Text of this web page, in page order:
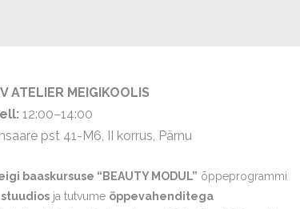
ATELIER MEIGIKOOLIS
12:00–14:00
pst 41-M6, II korrus, Pärnu
baaskursuse “BEAUTY MODUL” õppeprogrammi
ja tutvume õppevahenditega